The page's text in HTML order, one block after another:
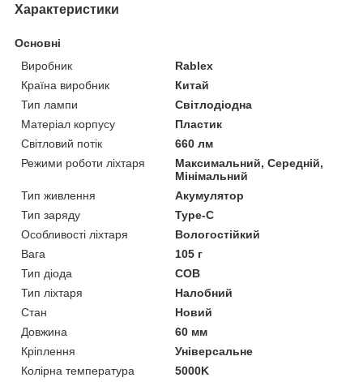
Характеристики
Основні
Виробник
Rablex
Країна виробник
Китай
Тип лампи
Світлодіодна
Матеріал корпусу
Пластик
Світловий потік
660 лм
Режими роботи ліхтаря
Максимальний, Середній,
Мінімальний
Тип живлення
Акумулятор
Тип заряду
Type-C
Особливості ліхтаря
Вологостійкий
Вага
105 г
Тип діода
COB
Тип ліхтаря
Налобний
Стан
Новий
Довжина
60 мм
Кріплення
Універсальне
Колірна температура
5000K